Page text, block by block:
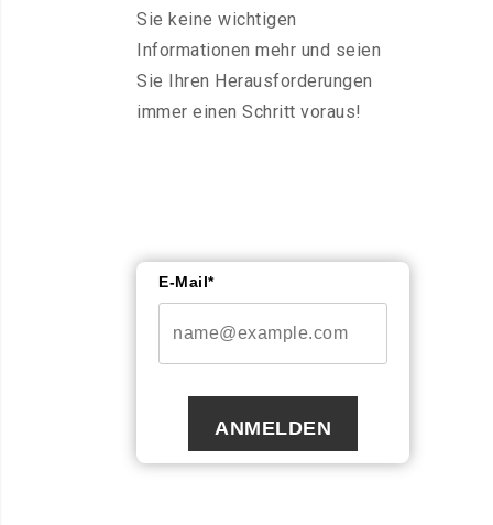
Sie keine wichtigen
Informationen mehr und seien
Sie Ihren Herausforderungen
immer einen Schritt voraus!
E-Mail*
ANMELDEN